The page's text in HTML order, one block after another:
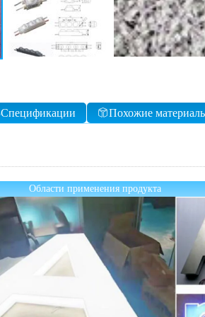
Спецификации Похожие
Области применения продукта